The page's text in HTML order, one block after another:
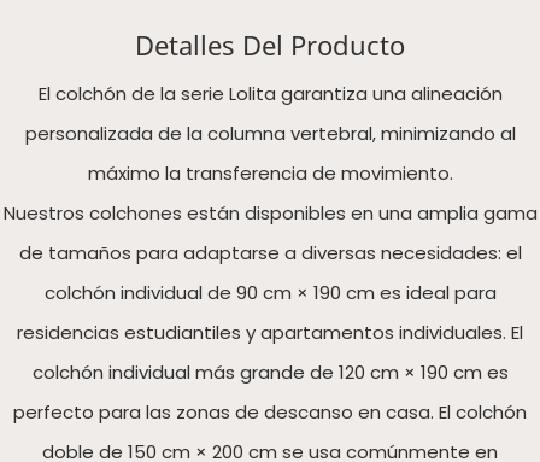
Detalles Del Producto
El colchón de la serie Lolita garantiza una alineación
personalizada de la columna vertebral, minimizando al
máximo la transferencia de movimiento.
Nuestros colchones están disponibles en una amplia gama
de tamaños para adaptarse a diversas necesidades: el
colchón individual de 90 cm × 190 cm es ideal para
residencias estudiantiles y apartamentos individuales. El
colchón individual más grande de 120 cm × 190 cm es
perfecto para las zonas de descanso en casa. El colchón
doble de 150 cm × 200 cm se usa comúnmente en